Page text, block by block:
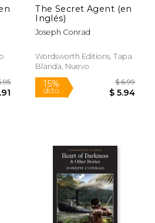
The Secret Agent (en
Inglés)
Joseph Conrad
Wordsworth Editions, Tapa
Blanda, Nuevo